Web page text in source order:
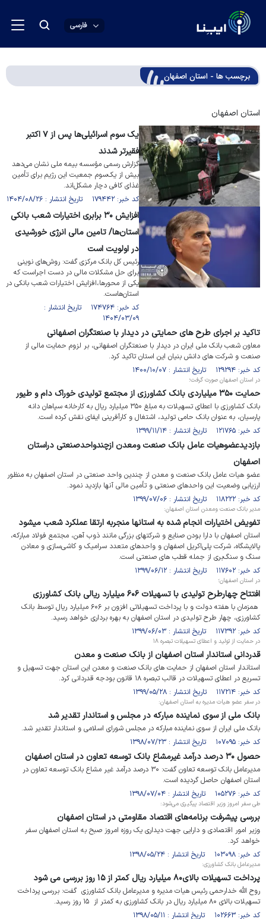
فارسی
برچسب ها - استان اصفهان
استان اصفهان
یک سوم اسرائیلی‌ها پس از ۷ اکتبر
فقیرتر شدند
گزارش رسمی مؤسسه بیمه ملی نشان می‌دهد
بیش از یک‌سوم جمعیت این رژیم برای تأمین
غذای کافی دچار مشکل‌اند.
کد خبر: ۱۷۹۴۴۲ تاریخ انتشار : ۱۴۰۴/۰۸/۲۶
افزایش ۳۰ برابری اختیارات شعب بانکی
استان‌ها/ تامین مالی انرژی خورشیدی
در اولویت است
رئیس کل بانک مرکزی گفت: روش‌های نوینی
برای حل مشکلات مالی در دست اجراست که
یکی از محور‌ها،افزایش اختیارات شعب بانکی در
استان‌هاست.
کد خبر: ۱۷۴۷۶۴ تاریخ انتشار :
۱۴۰۴/۰۳/۰۹
تاکید بر اجرای طرح های حمایتی در دیدار با صنعتگران اصفهانی
معاون شعب بانک ملی ایران در دیدار با صنعتگران اصفهانی، بر لزوم حمایت مالی از
صنعت و شرکت های دانش بنیان این استان تاکید کرد.
کد خبر: ۱۲۹۲۹۴ تاریخ انتشار : ۱۴۰۰/۱۰/۰۷
در استان اصفهان صورت گرفت؛
حمایت ۳۵۰ میلیاردی بانک کشاورزی از مجتمع تولیدی خوراک دام و طیور
بانک کشاورزی با اعطای تسهیلات به مبلغ ۳۵۰ میلیارد ریال به کارخانه سپاهان دانه
پارسیان، به عنوان بانک حامی تولید، اشتغال و کارآفرینی ایفای نقش کرده است.
کد خبر: ۱۲۱۷۶۵ تاریخ انتشار : ۱۳۹۹/۱۱/۱۴
بازدیدعضوهیات عامل بانک صنعت ومعدن ازچندواحدصنعتی دراستان
اصفهان
عضو هیات عامل بانک صنعت و معدن از چندین واحد صنعتی در استان اصفهان به منظور
ارزیابی وضعیت این واحدهای صنعتی و تأمین مالی آنها بازدید نمود.
کد خبر: ۱۱۸۲۲۲ تاریخ انتشار : ۱۳۹۹/۰۷/۰۶
مدیر بانک صنعت ومعدن استان اصفهان:
تفویض اختیارات انجام شده به استانها منجربه ارتقا عملکرد شعب میشود
استان اصفهان با دارا بودن صنایع و شرکتهای بزرگی مانند ذوب آهن، مجتمع فولاد مبارکه،
پالایشگاه، شرکت پلی‌اکریل اصفهان و واحدهای متعدد سرامیک و کاشی‌سازی و معادن
سنگ و سنگ‌بری از جمله قطب های صنعتی است.
کد خبر: ۱۱۷۶۰۲ تاریخ انتشار : ۱۳۹۹/۰۶/۱۲
در استان اصفهان؛
افتتاح چهارطرح تولیدی با تسهیلات ۶۰۶ میلیارد ریالی بانک کشاورزی
همزمان با هفته دولت و با پرداخت تسهیلاتی افزون بر ۶۰۶ میلیارد ریال توسط بانک
کشاورزی، چهار طرح تولیدی در استان اصفهان به بهره برداری خواهد رسید.
کد خبر: ۱۱۷۳۹۲ تاریخ انتشار : ۱۳۹۹/۰۶/۰۳
در حمایت از تولید و اعطای تسهیلات تبصره ۱۸
قدردانی استاندار استان اصفهان از بانک صنعت و معدن
استاندار استان اصفهان از حمایت های بانک صنعت و معدن این استان جهت تسهیل و
تسریع در اعطای تسهیلات در قالب تبصره ۱۸ قانون بودجه قدردانی کرد.
کد خبر: ۱۱۷۲۱۴ تاریخ انتشار : ۱۳۹۹/۰۵/۲۸
در سفر عضو هیات مدیره به استان اصفهان:
بانک ملی از سوی نماینده مبارکه در مجلس و استاندار تقدیر شد
بانک ملی ایران از سوی نماینده مبارکه در مجلس شورای اسلامی و استاندار تقدیر شد.
کد خبر: ۱۰۷۰۹۵ تاریخ انتشار : ۱۳۹۸/۰۷/۲۳
حصول ۳۰ درصد درآمد غیرمشاع بانک توسعه تعاون در استان اصفهان
مدیرعامل بانک توسعه تعاون گفت: ۳۰ درصد درآمد غیر مشاع بانک توسعه تعاون در
استان اصفهان حاصل گردیده است.
کد خبر: ۱۰۵۲۷۶ تاریخ انتشار : ۱۳۹۸/۰۷/۰۴
طی سفر امروز وزیر اقتصاد پیگیری می‌شود:
بررسی پیشرفت برنامه‌های اقتصاد مقاومتی در استان اصفهان
وزیر امور اقتصادی و دارایی جهت دیداری یک روزه امروز صبح به استان اصفهان سفر
خواهد کرد.
کد خبر: ۱۰۳۰۹۸ تاریخ انتشار : ۱۳۹۸/۰۵/۲۴
مدیرعامل بانک کشاورزی:
پرداخت تسهیلات بالای۸۰ میلیارد ریال کمتر از ۱۵ روز بررسی می شود
روح الله خدارحمی رئیس هیات مدیره و مدیرعامل بانک کشاورزی گفت: بررسی پرداخت
تسهیلات بالای ۸۰ میلیارد ریال در بانک کشاورزی به کمتر از ۱۵ روز رسید.
کد خبر: ۱۰۲۶۶۳ تاریخ انتشار : ۱۳۹۸/۰۵/۱۱